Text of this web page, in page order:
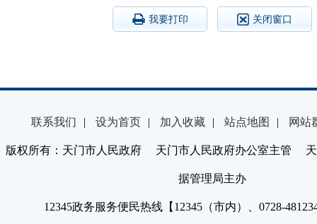
我要打印 关闭窗口
联系我们 | 设为首页 | 加入收藏 | 站点地图 | 网站
版权所有：天门市人民政府 天门市人民政府办公室主管 天
据管理局主办
12345政务服务便民热线【12345（市内）、0728-